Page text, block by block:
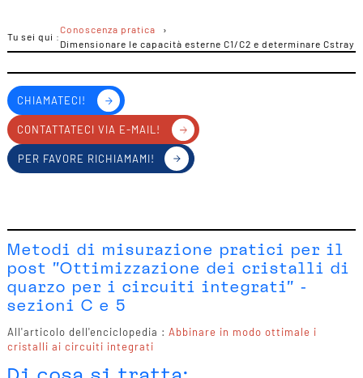
Tu sei qui :
Conoscenza pratica
Dimensionare le capacità esterne C1/C2 e determinare Cstray
CHIAMATECI!
CONTATTATECI VIA E-MAIL!
PER FAVORE RICHIAMAMI!
Metodi di misurazione pratici per il
post "Ottimizzazione dei cristalli di
quarzo per i circuiti integrati" -
sezioni C e 5
All'articolo dell'enciclopedia : Abbinare in modo ottimale i
cristalli ai circuiti integrati